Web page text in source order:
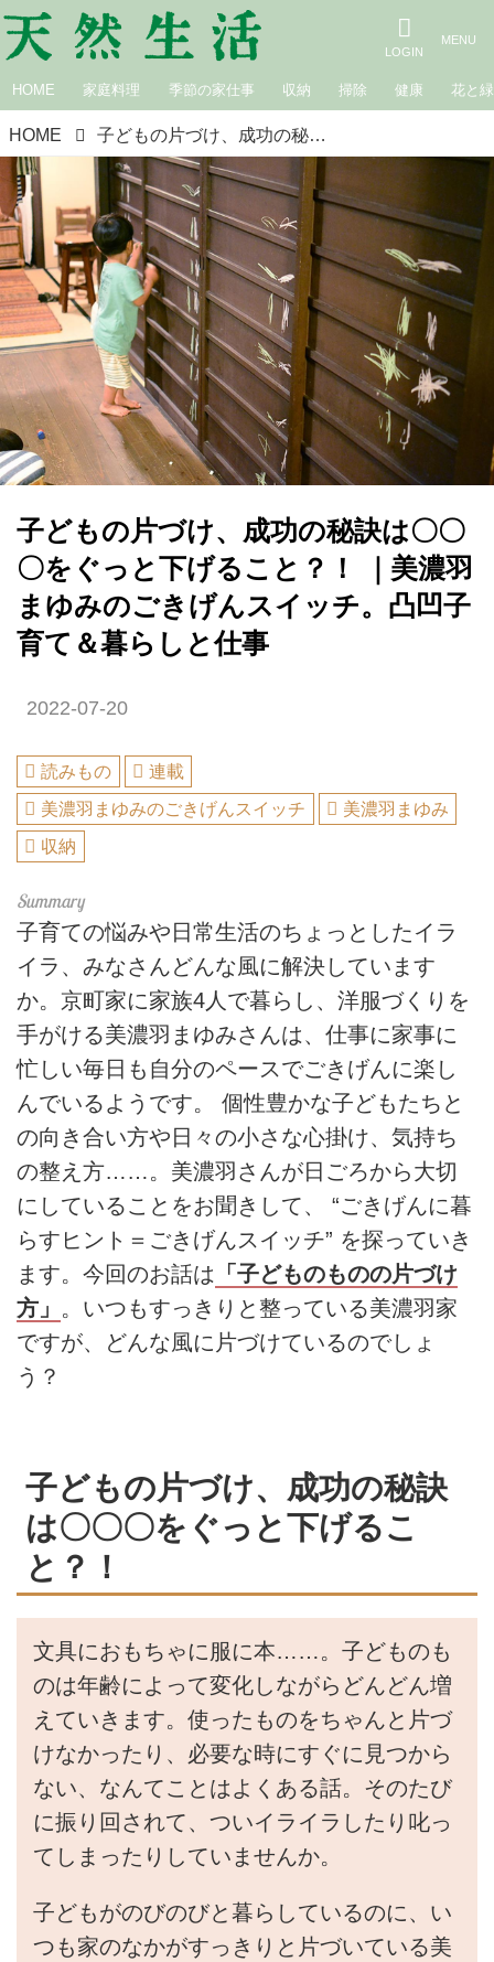
HOME 家庭料理 季節の家仕事 収納 掃除 健康 花と緑
HOME 子どもの片づけ、成功の秘訣は〇〇〇をぐっと下げること？！ ｜美濃羽まゆみのごきげんスイッチ。凸凹子育て＆暮らしと仕事
子どもの片づけ、成功の秘訣は〇〇
〇をぐっと下げること？！ ｜美濃羽
まゆみのごきげんスイッチ。凸凹子
育て＆暮らしと仕事
2022-07-20
読みもの
連載
美濃羽まゆみのごきげんスイッチ
美濃羽まゆみ
収納
子育ての悩みや日常生活のちょっとしたイラ
イラ、みなさんどんな風に解決しています
か。京町家に家族4人で暮らし、洋服づくりを
手がける美濃羽まゆみさんは、仕事に家事に
忙しい毎日も自分のペースでごきげんに楽し
んでいるようです。 個性豊かな子どもたちと
の向き合い方や日々の小さな心掛け、気持ち
の整え方……。美濃羽さんが日ごろから大切
にしていることをお聞きして、 “ごきげんに暮
らすヒント＝ごきげんスイッチ” を探っていき
ます。今回のお話は 「子どものものの片づけ
方」 。いつもすっきりと整っている美濃羽家
ですが、どんな風に片づけているのでしょ
う？
子どもの片づけ、成功の秘訣
は〇〇〇をぐっと下げるこ
と？！
文具におもちゃに服に本……。子どものも
のは年齢によって変化しながらどんどん増
えていきます。使ったものをちゃんと片づ
けなかったり、必要な時にすぐに見つから
ない、なんてことはよくある話。そのたび
に振り回されて、ついイライラしたり叱っ
てしまったりしていませんか。
子どもがのびのびと暮らしているのに、い
つも家のなかがすっきりと片づいている美